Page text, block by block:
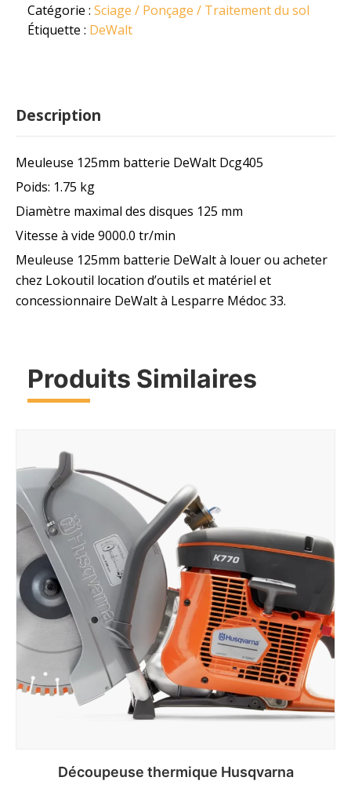
Catégorie : Sciage / Ponçage / Traitement du sol
Étiquette : DeWalt
Description
Meuleuse 125mm batterie DeWalt Dcg405
Poids: 1.75 kg
Diamètre maximal des disques 125 mm
Vitesse à vide 9000.0 tr/min
Meuleuse 125mm batterie DeWalt à louer ou acheter
chez Lokoutil location d’outils et matériel et
concessionnaire DeWalt à Lesparre Médoc 33.
Produits Similaires
Découpeuse thermique Husqvarna